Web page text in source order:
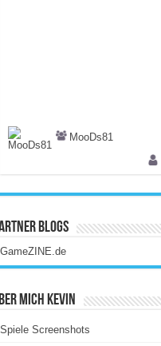
MooDs81
Blogs
GameZINE.de
Mich Kevin
Spiele Screenshots